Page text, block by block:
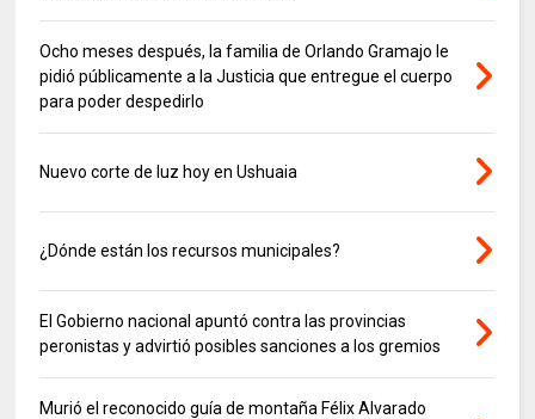
Ocho meses después, la familia de Orlando Gramajo le
pidió públicamente a la Justicia que entregue el cuerpo
para poder despedirlo
Nuevo corte de luz hoy en Ushuaia
¿Dónde están los recursos municipales?
El Gobierno nacional apuntó contra las provincias
peronistas y advirtió posibles sanciones a los gremios
Murió el reconocido guía de montaña Félix Alvarado